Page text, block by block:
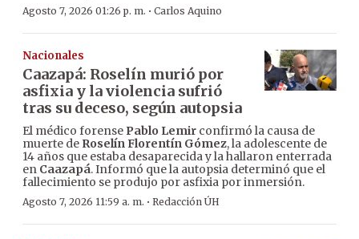
Agosto 7, 2026 01:26 p. m. · Carlos Aquino
Nacionales
Caazapá: Roselín murió por
asfixia y la violencia sufrió
tras su deceso, según autopsia
El médico forense Pablo Lemir confirmó la causa de
muerte de Roselín Florentín Gómez, la adolescente de
14 años que estaba desaparecida y la hallaron enterrada
en Caazapá. Informó que la autopsia determinó que el
fallecimiento se produjo por asfixia por inmersión.
Agosto 7, 2026 11:59 a. m. · Redacción ÚH